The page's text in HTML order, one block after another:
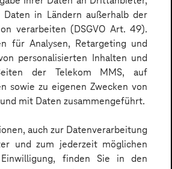
in Ländern außerhalb der
verarbeiten (DSGVO Art. 49).
für Analysen, Retargeting und
personalisierten Inhalten und
der Telekom MMS, auf
sowie zu eigenen Zwecken von
mit Daten zusammengeführt.
auch zur Datenverarbeitung
und zum jederzeit möglichen
finden Sie in den